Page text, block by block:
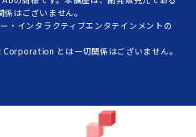
はございません。
インタラクティブエンタテインメントの
とは一切関係はございません。